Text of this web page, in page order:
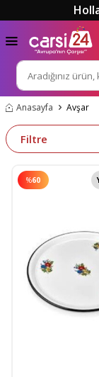
Anasayfa Avşar
Filtre
%60